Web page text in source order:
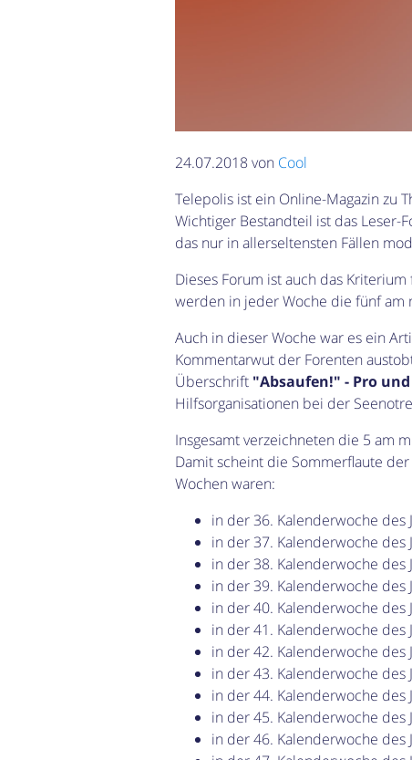
24.07.2018 von Cool
Telepolis ist ein Online-Magazin zu
Wichtiger Bestandteil ist das
das nur in allerseltensten Fällen
Dieses Forum ist auch das
werden in jeder Woche die fünf am
Auch in dieser Woche war es ein
Kommentarwut der Forenten
Überschrift "Absaufen!" - Pro
Hilfsorganisationen bei der
Insgesamt verzeichneten die 5 am
Damit scheint die Sommerflaute
Wochen waren:
in der 36. Kalenderwoche des
in der 37. Kalenderwoche des
in der 38. Kalenderwoche des
in der 39. Kalenderwoche des
in der 40. Kalenderwoche des
in der 41. Kalenderwoche des
in der 42. Kalenderwoche des
in der 43. Kalenderwoche des
in der 44. Kalenderwoche des
in der 45. Kalenderwoche des
in der 46. Kalenderwoche des